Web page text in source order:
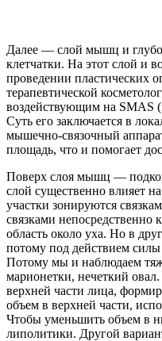
Далее — слой мышц и
клетчатки. На этот слой и
проведении пластических
терапевтической
воздействующим на SMAS
Суть его заключается в
мышечно-связочный
площадь, что и помогает
Поверх слоя мышц —
слой существенно влияет
участки зонируются
связками непосредственно
область около уха. Но в
потому под действием силы
Потому мы и наблюдаем
марионетки, нечеткий
верхней части лица,
объем в верхней части,
Чтобы уменьшить объем в
липолитики. Другой